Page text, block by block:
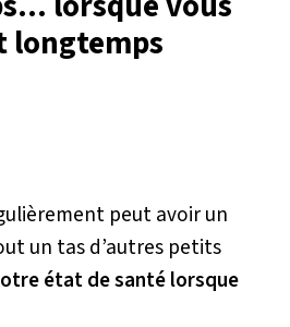
longtemps
peut avoir un
un tas d’autres petits
état de santé lorsque